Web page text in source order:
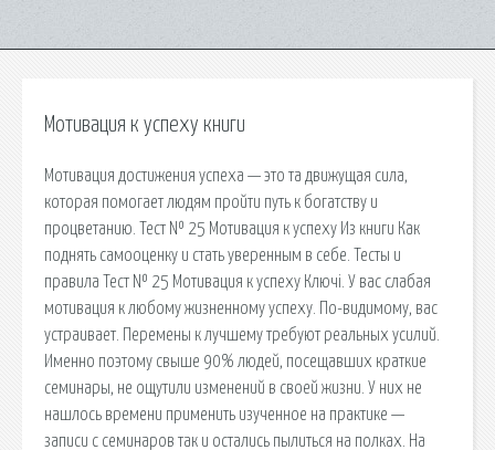
Мотивация к успеху книги
Мотивация достижения успеха — это та движущая сила,
которая помогает людям пройти путь к богатству и
процветанию. Тест № 25 Мотивация к успеху Из книги Как
поднять самооценку и стать уверенным в себе. Тесты и
правила Тест № 25 Мотивация к успеху Ключi. У вас слабая
мотивация к любому жизненному успеху. По-видимому, вас
устраивает. Перемены к лучшему требуют реальных усилий.
Именно поэтому свыше 90% людей, посещавших краткие
семинары, не ощутили изменений в своей жизни. У них не
нашлось времени применить изученное на практике —
записи с семинаров так и остались пылиться на полках. На